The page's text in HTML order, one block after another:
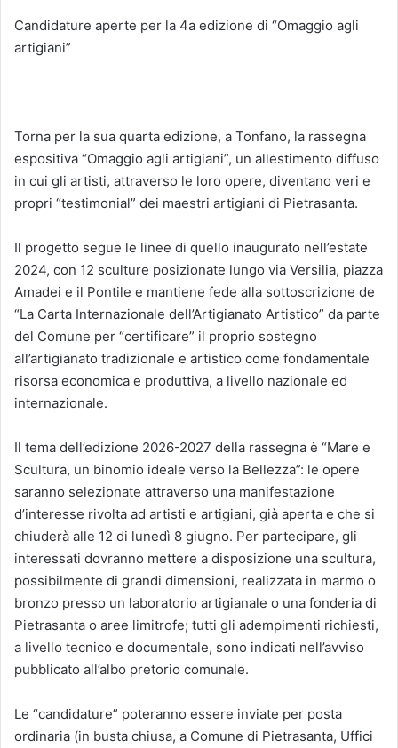
Candidature aperte per la 4a edizione di “Omaggio agli
artigiani”
Torna per la sua quarta edizione, a Tonfano, la rassegna
espositiva “Omaggio agli artigiani”, un allestimento diffuso
in cui gli artisti, attraverso le loro opere, diventano veri e
propri “testimonial” dei maestri artigiani di Pietrasanta.
Il progetto segue le linee di quello inaugurato nell’estate
2024, con 12 sculture posizionate lungo via Versilia, piazza
Amadei e il Pontile e mantiene fede alla sottoscrizione de
“La Carta Internazionale dell’Artigianato Artistico” da parte
del Comune per “certificare” il proprio sostegno
all’artigianato tradizionale e artistico come fondamentale
risorsa economica e produttiva, a livello nazionale ed
internazionale.
Il tema dell’edizione 2026-2027 della rassegna è “Mare e
Scultura, un binomio ideale verso la Bellezza”: le opere
saranno selezionate attraverso una manifestazione
d’interesse rivolta ad artisti e artigiani, già aperta e che si
chiuderà alle 12 di lunedì 8 giugno. Per partecipare, gli
interessati dovranno mettere a disposizione una scultura,
possibilmente di grandi dimensioni, realizzata in marmo o
bronzo presso un laboratorio artigianale o una fonderia di
Pietrasanta o aree limitrofe; tutti gli adempimenti richiesti,
a livello tecnico e documentale, sono indicati nell’avviso
pubblicato all’albo pretorio comunale.
Le “candidature” poteranno essere inviate per posta
ordinaria (in busta chiusa, a Comune di Pietrasanta, Uffici